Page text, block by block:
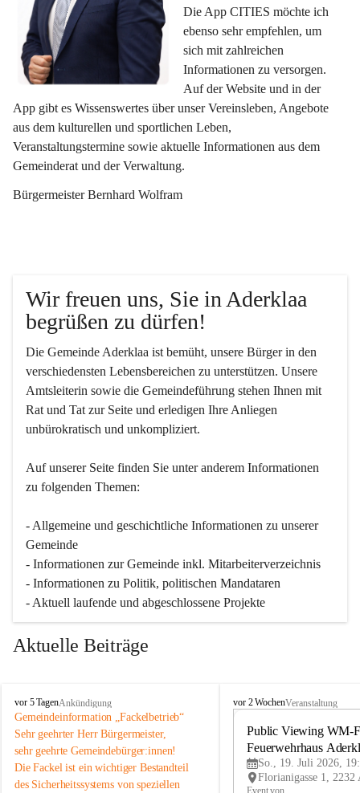
Die App CITIES möchte ich
ebenso sehr empfehlen, um
sich mit zahlreichen
Informationen zu versorgen.
Auf der Website und in der
App gibt es Wissenswertes über unser Vereinsleben, Angebote
aus dem kulturellen und sportlichen Leben,
Veranstaltungstermine sowie aktuelle Informationen aus dem
Gemeinderat und der Verwaltung.
Bürgermeister Bernhard Wolfram
Wir freuen uns, Sie in Aderklaa
begrüßen zu dürfen!
Die Gemeinde Aderklaa ist bemüht, unsere Bürger in den
verschiedensten Lebensbereichen zu unterstützen. Unsere
Amtsleiterin sowie die Gemeindeführung stehen Ihnen mit
Rat und Tat zur Seite und erledigen Ihre Anliegen
unbürokratisch und unkompliziert.
Auf unserer Seite finden Sie un­ter an­de­rem Informationen
zu folgenden Themen:
- Allgemeine und geschichtliche Informationen zu unserer
Gemeinde
- Informationen zur Gemeinde inkl. Mitarbeiterverzeichnis
- Informationen zu Politik, politischen Mandataren
- Aktuell laufende und abgeschlossene Projekte
Aktuelle Beiträge
A
d
e
r
k
l
a
vor 5 TagenAnkündigung
Gemeindeinformation „Fackelbetrieb“
Sehr geehrter Herr Bürgermeister,
sehr geehrte Gemeindebürger:innen!
Die Fackel ist ein wichtiger Bestandteil
des Sicherheitssystems von speziellen
A
vor 2 WochenVeranstaltung
Public Viewing WM-
Feuerwehrhaus
So., 19. Juli 2026,
Event von